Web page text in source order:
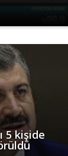
5 kişide